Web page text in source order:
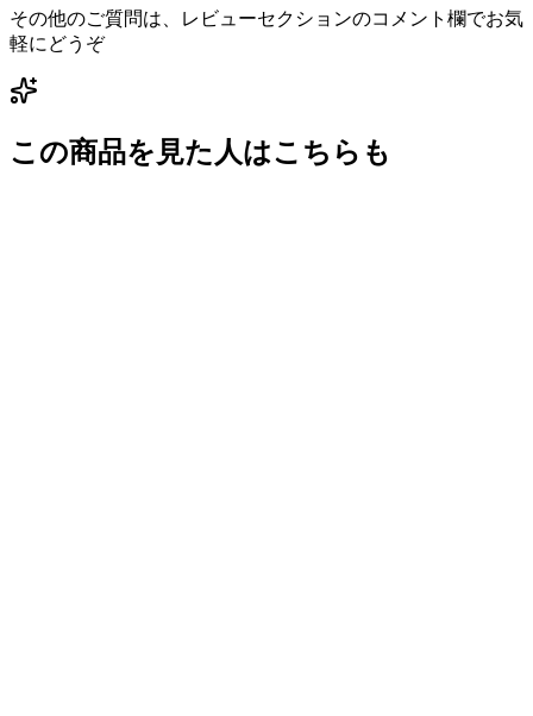
その他のご質問は、レビューセクションのコメント欄でお気
軽にどうぞ
この商品を見た人はこちらも